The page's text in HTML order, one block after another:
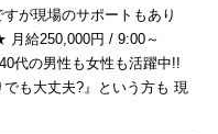
が現場のサポートもあり
給250,000円 / 9:00～
代の男性も女性も活躍中!!
も大丈夫?』という方も 現